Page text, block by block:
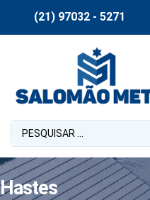
(21) 97032 - 5271
Hastes